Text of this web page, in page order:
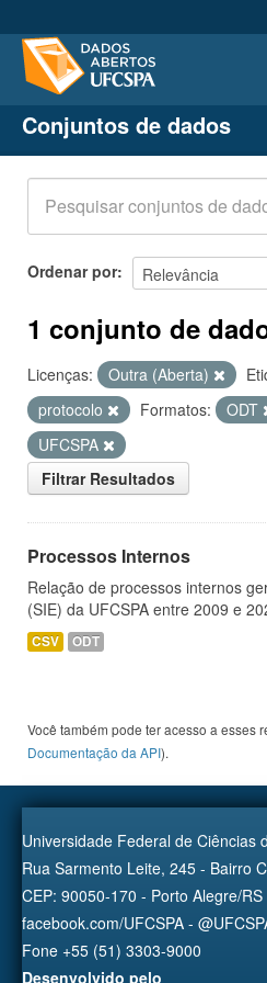
Conjuntos de dados
Organizações
Grupos
Sobre
Conjuntos de dados
Ordenar por
1 conjunto de
Licenças: Outra (Aberta)
protocolo
Formatos: ODT
UFCSPA
Filtrar Resultados
Processos Internos
Relação de processos internos
(SIE) da UFCSPA entre 2009 e
CSV ODT
Você também pode ter acesso a esses
Documentação da API).
Universidade Federal de Ciências
Rua Sarmento Leite, 245 - Bairro
CEP: 90050-170 - Porto Alegre/
facebook.com/UFCSPA -
Fone +55 (51) 3303-9000
Desenvolvido pelo